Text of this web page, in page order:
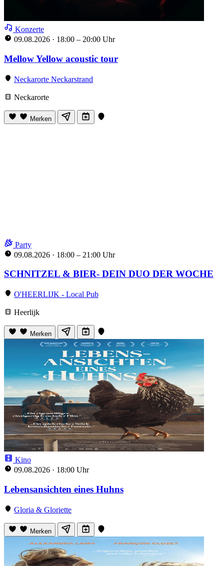
Konzerte
09.08.2026 · 18:00 – 20:00 Uhr
Mellow Yellow acoustic tour
Neckarorte Neckarstrand
Neckarorte
Merken
Party
09.08.2026 · 18:00 – 21:00 Uhr
SCHNITZEL & BIER- DEIN DUO DER WOCHE
O'HEERLIJK - Local Pub
Heerlijk
Merken
Kino
09.08.2026 · 18:00 Uhr
Lebensansichten eines Huhns
Gloria & Gloriette
Merken